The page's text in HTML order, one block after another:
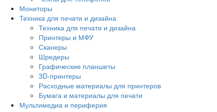
Мониторы
Техника для печати и дизайна
Техника для печати и дизайна
Принтеры и МФУ
Сканеры
Шредеры
Графические планшеты
3D-принтеры
Расходные материалы для принтеров
Бумага и материалы для печати
Мультимедиа и периферия